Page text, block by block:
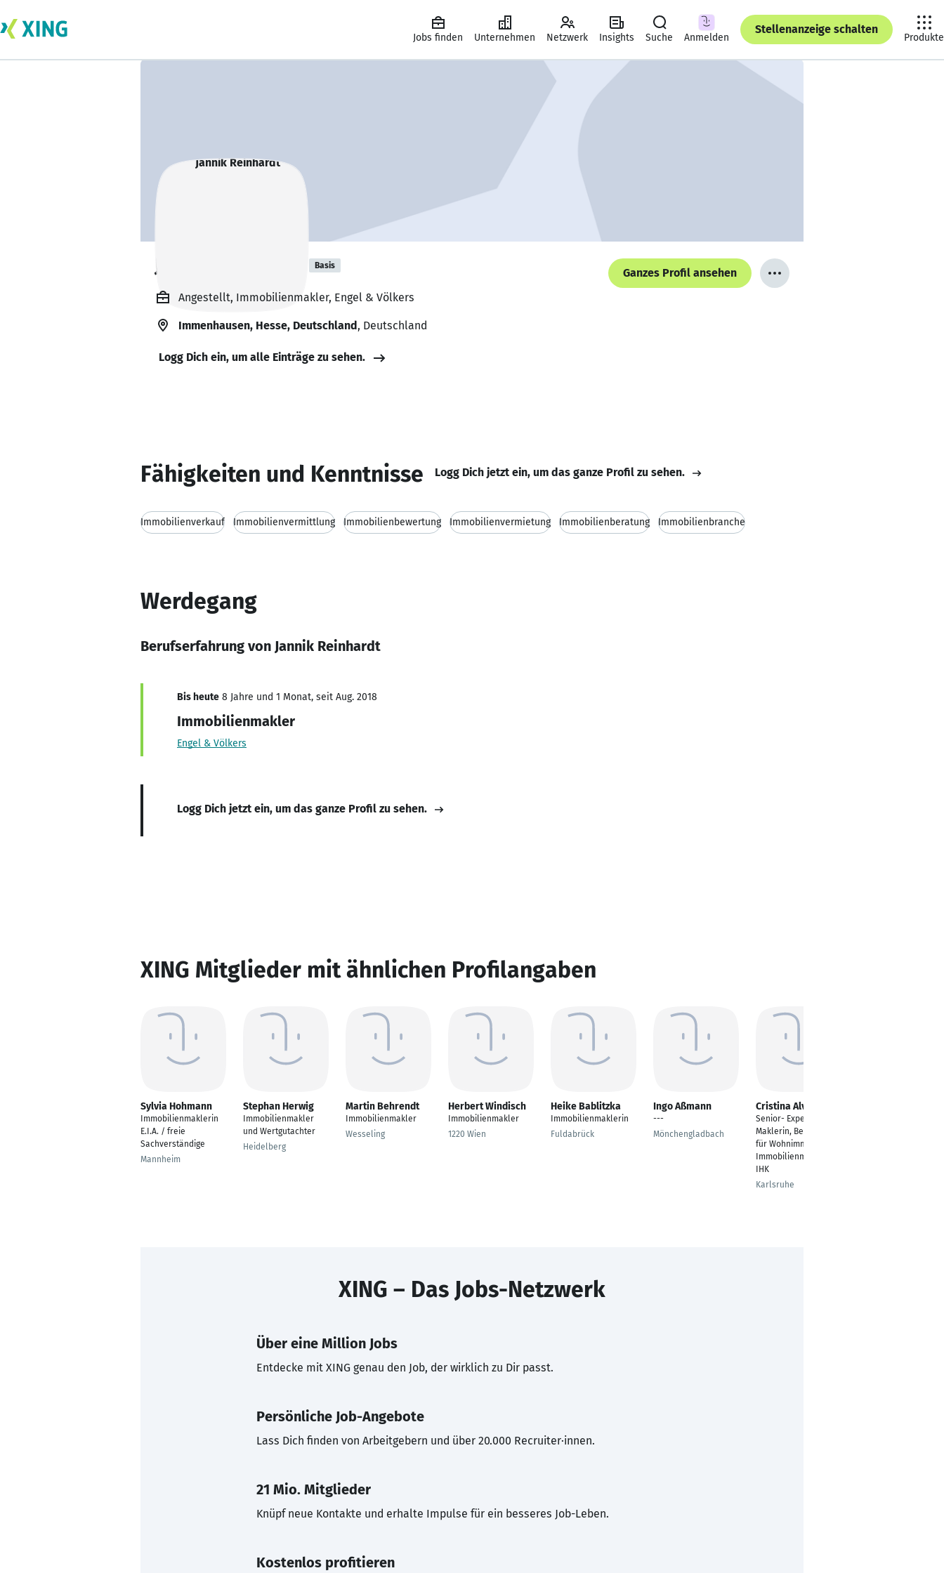
Jobs finden Unternehmen Netzwerk Insights Suche Anmelden
Stellenanzeige schalten
Produkte
Jannik Reinhardt Basis
Ganzes Profil ansehen
Angestellt, Immobilienmakler, Engel & Völkers
Immenhausen, Hesse, Deutschland, Deutschland
Logg Dich ein, um alle Einträge zu sehen.
Fähigkeiten und Kenntnisse Logg Dich jetzt ein, um das ganze Profil zu sehen.
Immobilienverkauf Immobilienvermittlung Immobilienbewertung Immobilienvermietung Immobilienberatung Immobilienbranche
Werdegang
Berufserfahrung von Jannik Reinhardt
Bis heute 8 Jahre und 1 Monat, seit Aug. 2018
Immobilienmakler
Engel & Völkers
Logg Dich jetzt ein, um das ganze Profil zu sehen.
XING Mitglieder mit ähnlichen Profilangaben
Sylvia Hohmann
Immobilienmaklerin
E.I.A. / freie
Sachverständige
Mannheim
Stephan Herwig
Immobilienmakler
und Wertgutachter
Heidelberg
Martin Behrendt
Immobilienmakler
Wesseling
Herbert Windisch
Immobilienmakler
1220 Wien
Heike Bablitzka
Immobilienmaklerin
Fuldabrück
Ingo Aßmann
---
Mönchengladbach
Cristina Alves
Senior- Expert-
Maklerin, Bewerterin
für Wohnimmobilien,
Immobilienmaklerin
IHK
Karlsruhe
XING – Das Jobs-Netzwerk
Über eine Million Jobs
Entdecke mit XING genau den Job, der wirklich zu Dir passt.
Persönliche Job-Angebote
Lass Dich finden von Arbeitgebern und über 20.000 Recruiter·innen.
21 Mio. Mitglieder
Knüpf neue Kontakte und erhalte Impulse für ein besseres Job-Leben.
Kostenlos profitieren